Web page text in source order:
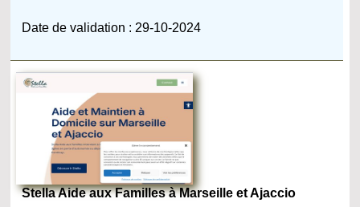
Date de validation : 29-10-2024
Stella Aide aux Familles à Marseille et Ajaccio